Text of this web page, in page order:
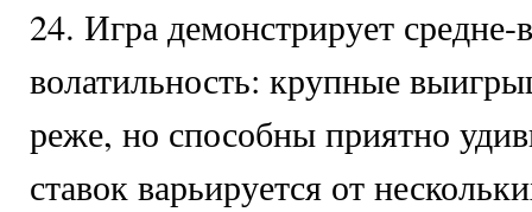
24. Игра демонстрирует
волатильность: крупные
реже, но способны приятно
ставок варьируется от